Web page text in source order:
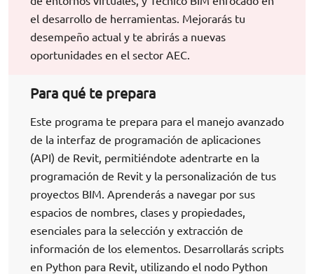
el desarrollo de herramientas. Mejorarás tu
desempeño actual y te abrirás a nuevas
oportunidades en el sector AEC.
Para qué te prepara
Este programa te prepara para el manejo avanzado
de la interfaz de programación de aplicaciones
(API) de Revit, permitiéndote adentrarte en la
programación de Revit y la personalización de tus
proyectos BIM. Aprenderás a navegar por sus
espacios de nombres, clases y propiedades,
esenciales para la selección y extracción de
información de los elementos. Desarrollarás scripts
en Python para Revit, utilizando el nodo Python